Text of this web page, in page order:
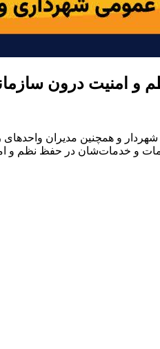
و امنیت درون
و همچنین مدیران
و خدمات‌شان در حفظ نظم و